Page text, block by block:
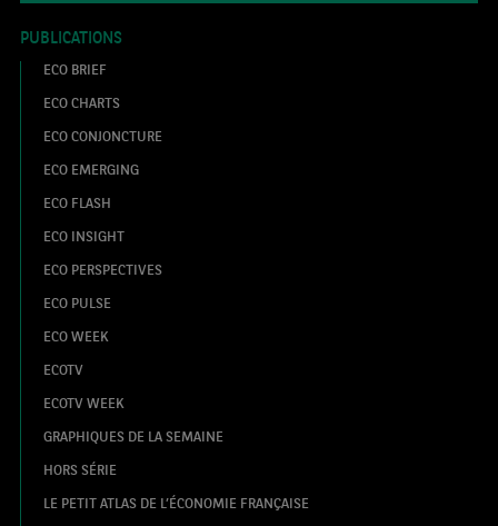
PUBLICATIONS
ECO BRIEF
ECO CHARTS
ECO CONJONCTURE
ECO EMERGING
ECO FLASH
ECO INSIGHT
ECO PERSPECTIVES
ECO PULSE
ECO WEEK
ECOTV
ECOTV WEEK
GRAPHIQUES DE LA SEMAINE
HORS SÉRIE
LE PETIT ATLAS DE L’ÉCONOMIE FRANÇAISE